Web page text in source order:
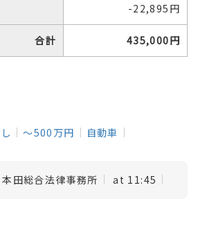
-22,895円
合計 435,000円
～500万円 自動車
田総合法律事務所 at 11:45